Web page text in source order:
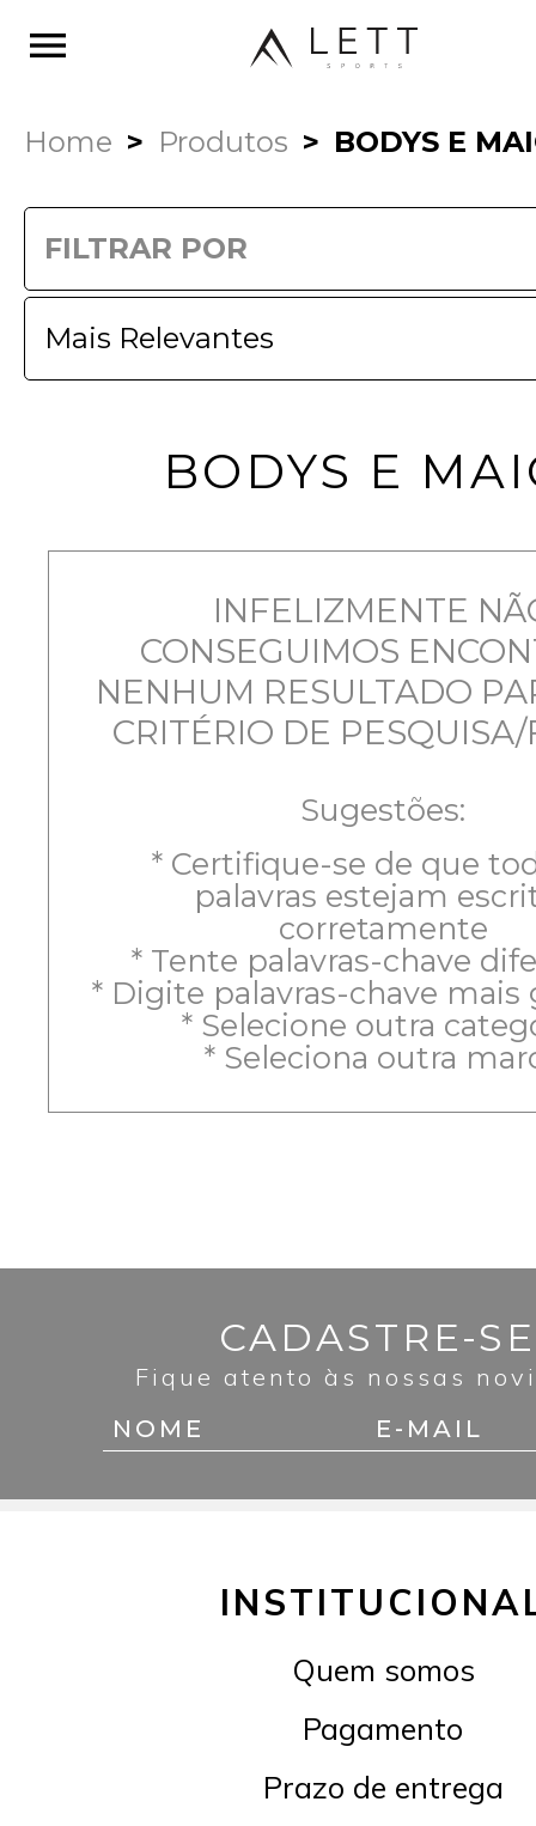
menu
Home Produtos BODYS E
FILTRAR POR
BODYS E
INFELIZMENTE
CONSEGUIMOS
NENHUM RESULTADO
CRITÉRIO DE PESQUISA/
Sugestões:
* Certifique-se de que
palavras estejam
corretamente
* Tente palavras-chave
* Digite palavras-chave mais
* Selecione outra
* Seleciona outra
CADASTRE-
Fique atento às nossas
Quem somos
Pagamento
Prazo de entrega